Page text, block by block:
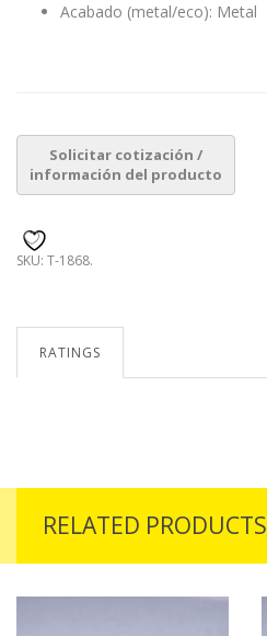
Acabado (metal/eco): Metal
SKU: T-1868.
RATINGS
RELATED PRODUCTS